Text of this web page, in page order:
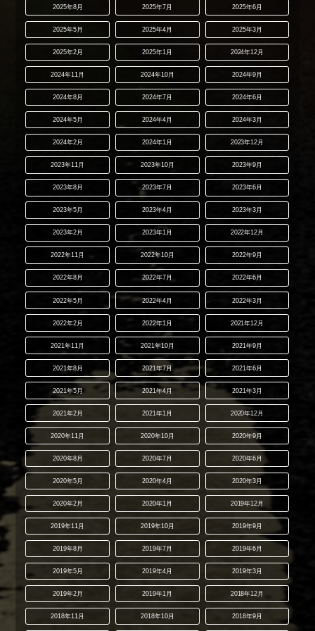
2025年8月 2025年7月 2025年6月
2025年5月 2025年4月 2025年3月
2025年2月 2025年1月 2024年12月
2024年11月 2024年10月 2024年9月
2024年8月 2024年7月 2024年6月
2024年5月 2024年4月 2024年3月
2024年2月 2024年1月 2023年12月
2023年11月 2023年10月 2023年9月
2023年8月 2023年7月 2023年6月
2023年5月 2023年4月 2023年3月
2023年2月 2023年1月 2022年12月
2022年11月 2022年10月 2022年9月
2022年8月 2022年7月 2022年6月
2022年5月 2022年4月 2022年3月
2022年2月 2022年1月 2021年12月
2021年11月 2021年10月 2021年9月
2021年8月 2021年7月 2021年6月
2021年5月 2021年4月 2021年3月
2021年2月 2021年1月 2020年12月
2020年11月 2020年10月 2020年9月
2020年8月 2020年7月 2020年6月
2020年5月 2020年4月 2020年3月
2020年2月 2020年1月 2019年12月
2019年11月 2019年10月 2019年9月
2019年8月 2019年7月 2019年6月
2019年5月 2019年4月 2019年3月
2019年2月 2019年1月 2018年12月
2018年11月 2018年10月 2018年9月